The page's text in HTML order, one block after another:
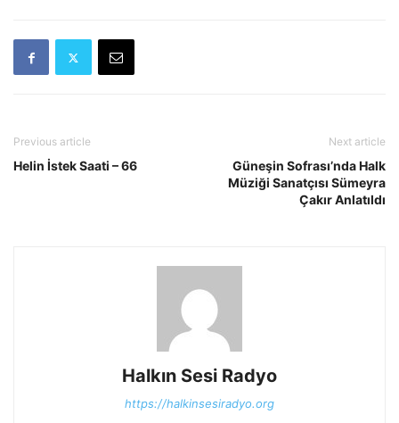
Previous article
Helin İstek Saati – 66
Next article
Güneşin Sofrası’nda Halk
Müziği Sanatçısı Sümeyra
Çakır Anlatıldı
Halkın Sesi Radyo
https://halkinsesiradyo.org